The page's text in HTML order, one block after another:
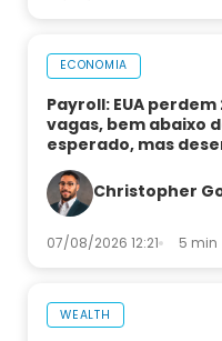
ECONOMIA
Payroll: EUA perdem
vagas, bem abaixo
esperado, mas
Christopher
07/08/2026 12:21 5 min
WEALTH